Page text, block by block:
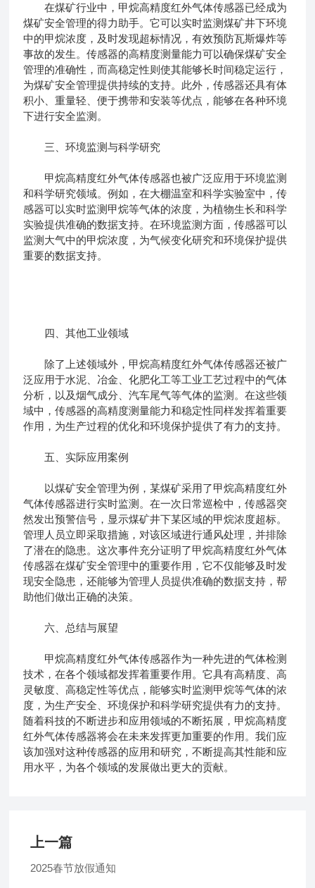
在煤矿行业中，甲烷高精度红外气体传感器已经成为
煤矿安全管理的得力助手。它可以实时监测煤矿井下环境
中的甲烷浓度，及时发现超标情况，有效预防瓦斯爆炸等
事故的发生。传感器的高精度测量能力可以确保煤矿安全
管理的准确性，而高稳定性则使其能够长时间稳定运行，
为煤矿安全管理提供持续的支持。此外，传感器还具有体
积小、重量轻、便于携带和安装等优点，能够在各种环境
下进行安全监测。
三、环境监测与科学研究
甲烷高精度红外气体传感器也被广泛应用于环境监测
和科学研究领域。例如，在大棚温室和科学实验室中，传
感器可以实时监测甲烷等气体的浓度，为植物生长和科学
实验提供准确的数据支持。在环境监测方面，传感器可以
监测大气中的甲烷浓度，为气候变化研究和环境保护提供
重要的数据支持。
四、其他工业领域
除了上述领域外，甲烷高精度红外气体传感器还被广
泛应用于水泥、冶金、化肥化工等工业工艺过程中的气体
分析，以及烟气成分、汽车尾气等气体的监测。在这些领
域中，传感器的高精度测量能力和稳定性同样发挥着重要
作用，为生产过程的优化和环境保护提供了有力的支持。
五、实际应用案例
以煤矿安全管理为例，某煤矿采用了甲烷高精度红外
气体传感器进行实时监测。在一次日常巡检中，传感器突
然发出预警信号，显示煤矿井下某区域的甲烷浓度超标。
管理人员立即采取措施，对该区域进行通风处理，并排除
了潜在的隐患。这次事件充分证明了甲烷高精度红外气体
传感器在煤矿安全管理中的重要作用，它不仅能够及时发
现安全隐患，还能够为管理人员提供准确的数据支持，帮
助他们做出正确的决策。
六、总结与展望
甲烷高精度红外气体传感器作为一种先进的气体检测
技术，在各个领域都发挥着重要作用。它具有高精度、高
灵敏度、高稳定性等优点，能够实时监测甲烷等气体的浓
度，为生产安全、环境保护和科学研究提供有力的支持。
随着科技的不断进步和应用领域的不断拓展，甲烷高精度
红外气体传感器将会在未来发挥更加重要的作用。我们应
该加强对这种传感器的应用和研究，不断提高其性能和应
用水平，为各个领域的发展做出更大的贡献。
上一篇
2025春节放假通知